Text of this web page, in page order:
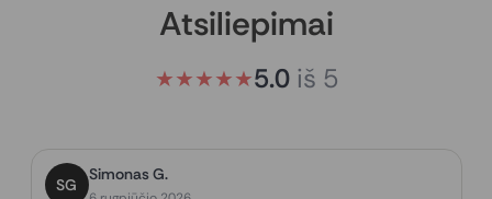
Atsiliepimai
★★★★★5.0 iš 5
SG
Simonas G.